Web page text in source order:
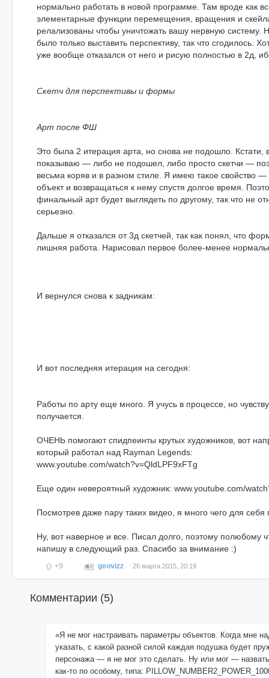
нормально работать в новой программе. Там вроде как
элементарные функции перемещения, вращения и
релализованы чтобы уничтожать вашу нервную систему.
было только выставить перспективу, так что сгодилось.
уже вообще отказался от него и рисую полностью в 2д,
Скетч для перспективы и формы
Арт после ФШ
Это была 2 итерация арта, но снова не подошло. Кстати,
показываю — либо не подошел, либо просто скетчи —
весьма коряв и в разном стиле. Я имею такое свойство —
объект и возвращаться к нему спустя долгое время.
финальный арт будет выглядеть по другому, так что не
серьезно.
Дальше я отказался от 3д скетчей, так как понял, что
лишняя работа. Нарисовал первое более-менее
И вернулся снова к задникам:
И вот последняя итерация на сегодня:
Работы по арту еще много. Я учусь в процессе, но
получается.
ОЧЕНЬ помогают спидпеинты крутых художников, вот
который работал над Rayman Legends:
www.youtube.com/watch?v=QldLPF9xFTg
Еще один невероятный художник: www.youtube.com/
Посмотрев даже пару таких видео, я много чего для себя
Ну, вот наверное и все. Писал долго, поэтому полюбому
напишу в следующий раз. Спасибо за внимание :)
+9 geovizz 26 марта 2015, 20:19
Комментарии (5)
«Я не мог настраивать параметры объектов. Когда мне
указать, с какой разной силой каждая подушка будет
персонажа — я не мог это сделать. Ну или мог —
как-то по особому, типа: